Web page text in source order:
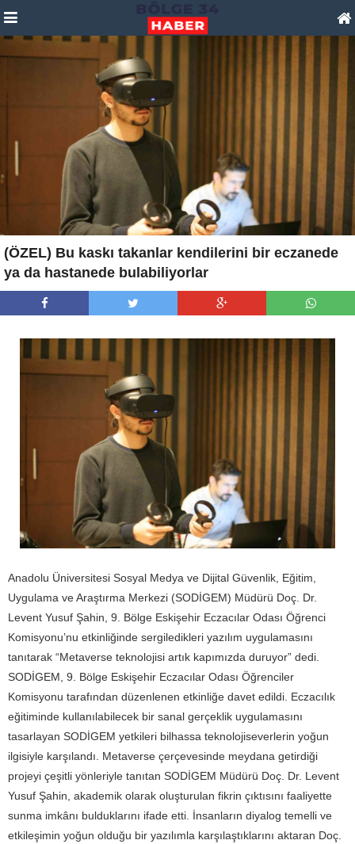
(ÖZEL) Bu kaskı takanlar kendilerini bir eczanede
ya da hastanede bulabiliyorlar
Anadolu Üniversitesi Sosyal Medya ve Dijital Güvenlik, Eğitim,
Uygulama ve Araştırma Merkezi (SODİGEM) Müdürü Doç. Dr.
Levent Yusuf Şahin, 9. Bölge Eskişehir Eczacılar Odası Öğrenci
Komisyonu’nu etkinliğinde sergiledikleri yazılım uygulamasını
tanıtarak “Metaverse teknolojisi artık kapımızda duruyor” dedi.
SODİGEM, 9. Bölge Eskişehir Eczacılar Odası Öğrenciler
Komisyonu tarafından düzenlenen etkinliğe davet edildi. Eczacılık
eğitiminde kullanılabilecek bir sanal gerçeklik uygulamasını
tasarlayan SODİGEM yetkileri bilhassa teknolojiseverlerin yoğun
ilgisiyle karşılandı. Metaverse çerçevesinde meydana getirdiği
projeyi çeşitli yönleriyle tanıtan SODİGEM Müdürü Doç. Dr. Levent
Yusuf Şahin, akademik olarak oluşturulan fikrin çıktısını faaliyette
sunma imkânı bulduklarını ifade etti. İnsanların diyalog temelli ve
etkileşimin yoğun olduğu bir yazılımla karşılaştıklarını aktaran Doç.